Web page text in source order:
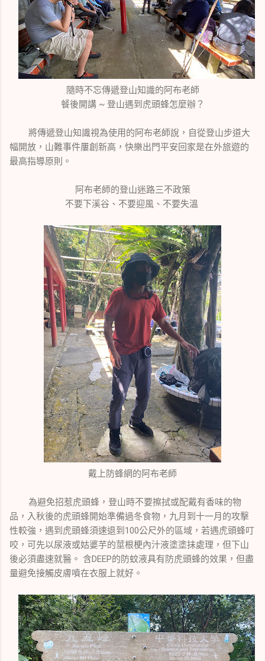
隨時不忘傳遞登山知識的阿布老師
餐後開講 ~ 登山遇到虎頭蜂怎麼辦？
將傳遞登山知識視為使用的阿布老師說，自從登山步道大
幅開放，山難事件屢創新高，快樂出門平安回家是在外旅遊的
最高指導原則。
阿布老師的登山迷路三不政策
不要下溪谷、不要迎風、不要失溫
戴上防蜂網的阿布老師
為避免招惹虎頭蜂，登山時不要擦拭或配戴有香味的物
品，入秋後的虎頭蜂開始準備過冬食物，九月到十一月的攻擊
性較強， 遇到虎頭蜂須速退到100公尺外的區域， 若遇虎頭蜂叮
咬，可先以尿液或姑婆芋的莖根梗內汁液塗塗抹處理，但下山
後必須盡速就醫。 含DEEP的防蚊液具有防虎頭蜂的效果，但盡
量避免接觸皮膚噴在衣服上就好。